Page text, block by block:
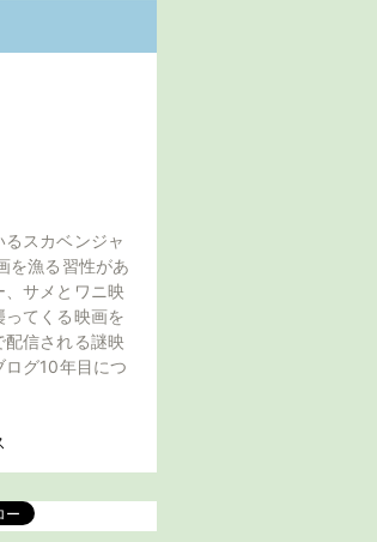
スカベンジャ
を漁る習性があ
、サメとワニ映
ってくる映画を
信される謎映
ログ10年目につ